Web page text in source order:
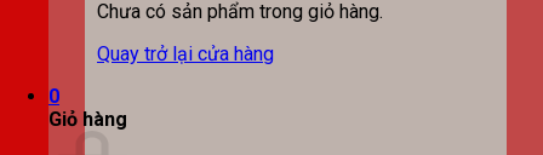
Chưa có sản phẩm trong giỏ hàng.
Quay trở lại cửa hàng
0
Giỏ hàng